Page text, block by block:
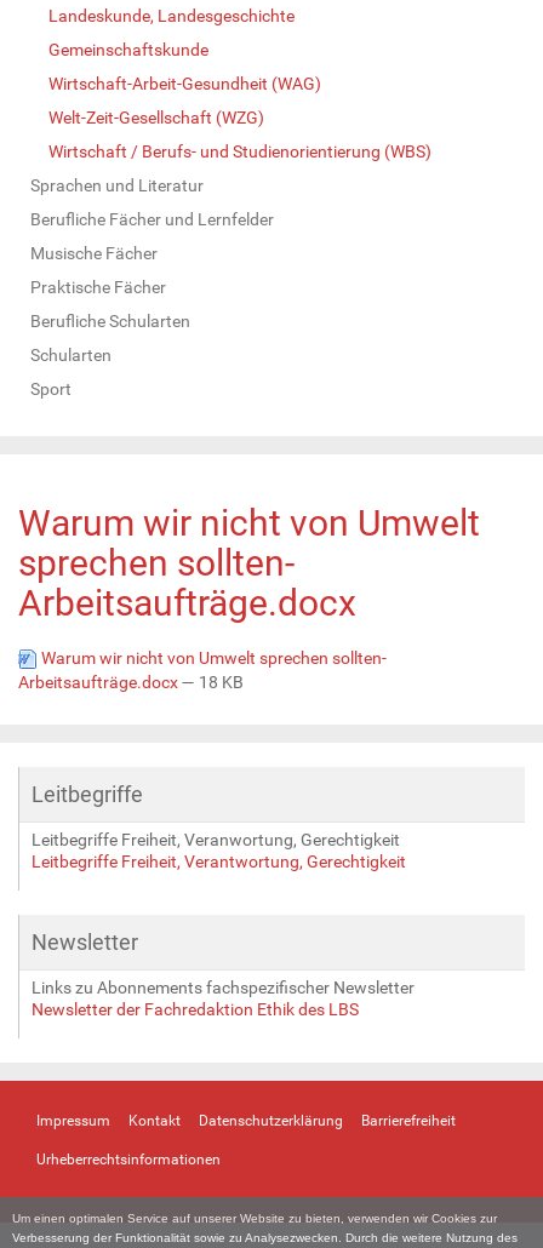
Um einen optimalen Service auf unserer Website zu bieten, verwenden wir Cookies zur
Verbesserung der Funktionalität sowie zu Analysezwecken. Durch die weitere Nutzung des
Landeskunde, Landesgeschichte
Gemeinschaftskunde
Wirtschaft-Arbeit-Gesundheit (WAG)
Welt-Zeit-Gesellschaft (WZG)
Wirtschaft / Berufs- und Studienorientierung (WBS)
Sprachen und Literatur
Berufliche Fächer und Lernfelder
Musische Fächer
Praktische Fächer
Berufliche Schularten
Schularten
Sport
Warum wir nicht von Umwelt
sprechen sollten-
Arbeitsaufträge.docx
Warum wir nicht von Umwelt sprechen sollten-
Arbeitsaufträge.docx— 18 KB
Leitbegriffe
Leitbegriffe Freiheit, Veranwortung, Gerechtigkeit
Leitbegriffe Freiheit, Verantwortung, Gerechtigkeit
Newsletter
Links zu Abonnements fachspezifischer Newsletter
Newsletter der Fachredaktion Ethik des LBS
Impressum Kontakt Datenschutzerklärung Barrierefreiheit
Urheberrechtsinformationen